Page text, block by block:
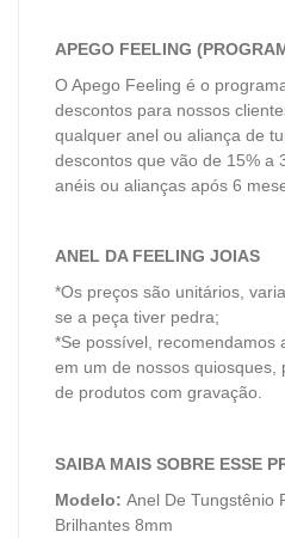
APEGO FEELING
O Apego Feeling é o
descontos para nossos
qualquer anel ou aliança de
descontos que vão de 15% a
anéis ou alianças após 6
ANEL DA FEELING JOIAS
*Os preços são unitários,
se a peça tiver pedra;
*Se possível, recomendamos
em um de nossos quiosques,
de produtos com gravação.
SAIBA MAIS SOBRE ESSE
Modelo: Anel De Tungstênio
Brilhantes 8mm